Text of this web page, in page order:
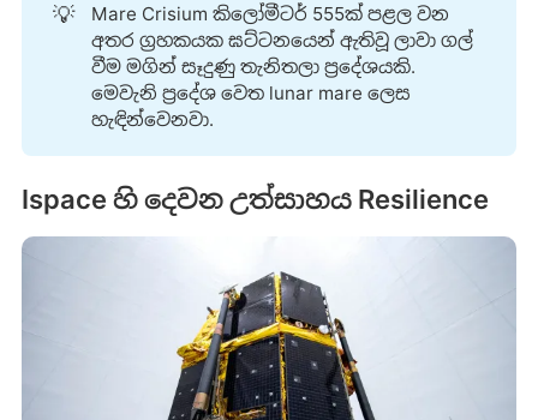
💡
Mare Crisium කිලෝමීටර් 555ක් පළල වන
අතර ග්‍රහකයක ඝට්ටනයෙන් ඇතිවූ ලාවා ගල්
වීම මගින් සෑදුණු තැනිතලා ප්‍රදේශයකි.
මෙවැනි ප්‍රදේශ වෙත lunar mare ලෙස
හැඳින්වෙනවා.
Ispace හි දෙවන උත්සාහය Resilience